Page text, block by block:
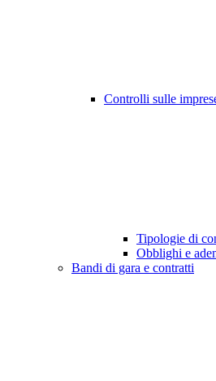
Controlli sulle
Tipologie di
Obblighi e
Bandi di gara e contratti